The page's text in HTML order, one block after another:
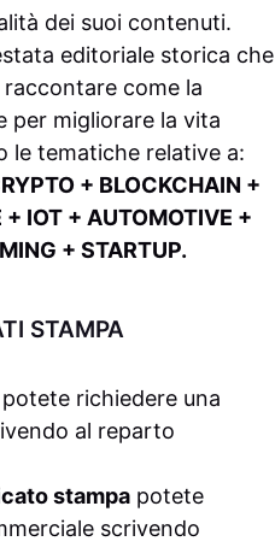
dei suoi contenuti.
editoriale storica che
come la
per migliorare la vita
le tematiche relative a:
+ BLOCKCHAIN +
+ IOT + AUTOMOTIVE +
+ STARTUP.
STAMPA
potete richiedere una
al reparto
stampa potete
scrivendo